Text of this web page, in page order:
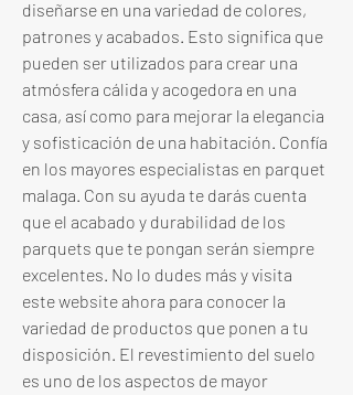
diseñarse en una variedad de colores,
patrones y acabados. Esto significa que
pueden ser utilizados para crear una
atmósfera cálida y acogedora en una
casa, así como para mejorar la elegancia
y sofisticación de una habitación. Confía
en los mayores especialistas en parquet
malaga. Con su ayuda te darás cuenta
que el acabado y durabilidad de los
parquets que te pongan serán siempre
excelentes. No lo dudes más y visita
este website ahora para conocer la
variedad de productos que ponen a tu
disposición. El revestimiento del suelo
es uno de los aspectos de mayor